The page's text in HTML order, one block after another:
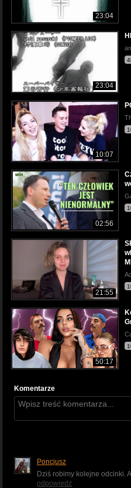
23:04
23:04
10:07
02:56
21:55
50:17
Komentarze
Poncjusz
Dziś robimy kolejne odcinki.
odpowiedz